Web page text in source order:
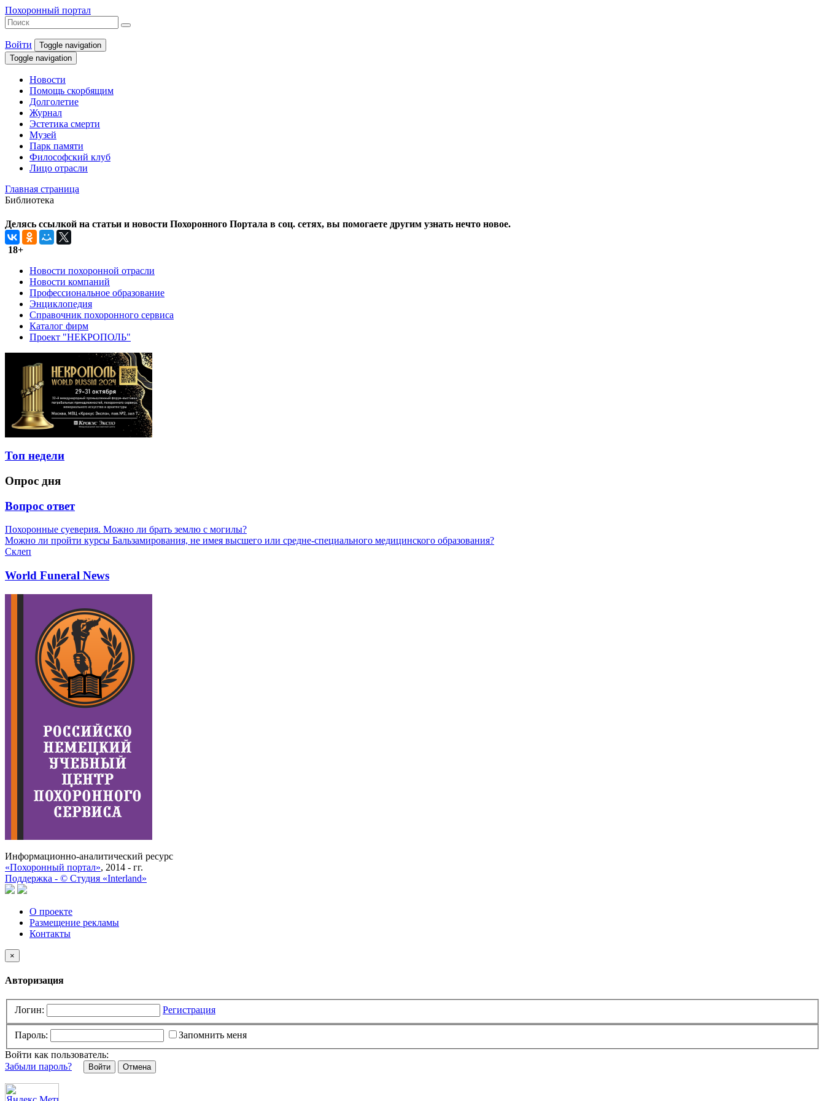
Похоронный портал
Войти
Toggle navigation
Toggle navigation
Новости
Помощь скорбящим
Долголетие
Журнал
Эстетика смерти
Музей
Парк памяти
Философский клуб
Лицо отрасли
Главная страница
Библиотека
Делясь ссылкой на статьи и новости Похоронного Портала в соц. сетях, вы помогаете другим узнать нечто новое.
18+
Новости похоронной отрасли
Новости компаний
Профессиональное образование
Энциклопедия
Справочник похоронного сервиса
Каталог фирм
Проект "НЕКРОПОЛЬ"
Топ недели
Опрос дня
Вопрос ответ
Похоронные суеверия. Можно ли брать землю с могилы?
Можно ли пройти курсы Бальзамирования, не имея высшего или средне-специального медицинского образования?
Склеп
World Funeral News
Информационно-аналитический ресурс
«Похоронный портал», 2014 - гг.
Поддержка - © Cтудия «Interland»
О проекте
Размещение рекламы
Контакты
×
Авторизация
Логин: Регистрация
Пароль:
Запомнить меня
Войти как пользователь:
Забыли пароль?
Отмена